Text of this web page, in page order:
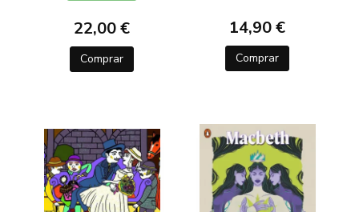
1936)
22,00 €
Comprar
14,90 €
Comprar